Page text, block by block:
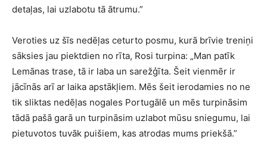
detaļas, lai uzlabotu tā ātrumu.”
Veroties uz šīs nedēļas ceturto posmu, kurā brīvie treniņi
sāksies jau piektdien no rīta, Rosi turpina: „Man patīk
Lemānas trase, tā ir laba un sarežģīta. Šeit vienmēr ir
jācīnās arī ar laika apstākļiem. Mēs šeit ierodamies no ne
tik sliktas nedēļas nogales Portugālē un mēs turpināsim
tādā pašā garā un turpināsim uzlabot mūsu sniegumu, lai
pietuvotos tuvāk puišiem, kas atrodas mums priekšā.”